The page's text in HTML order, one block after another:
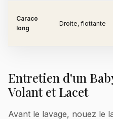
Caraco
long
Droite, flottante
Entretien d'un
Volant et Lacet
Avant le lavage, nouez le